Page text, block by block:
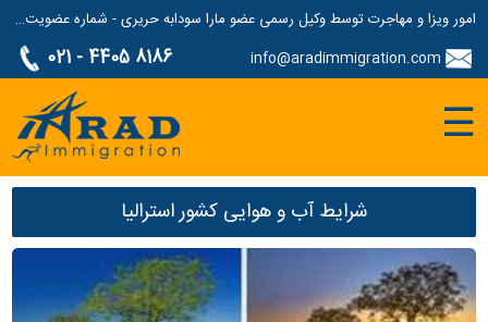
امور ویزا و مهاجرت توسط وکیل رسمی عضو مارا سودابه حریری - شماره عضویت مارا: 1687507
021 - 4405 8186 info@aradimmigration.com
☰
شرایط آب و هوایی کشور استرالیا